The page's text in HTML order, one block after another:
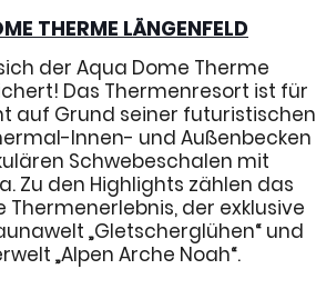
THERME LÄNGENFELD
der Aqua Dome Therme
Das Thermenresort ist für
auf Grund seiner futuristischen
Innen- und Außenbecken
Schwebeschalen mit
Zu den Highlights zählen das
Thermenerlebnis, der exklusive
„Gletscherglühen“ und
„Alpen Arche Noah“.